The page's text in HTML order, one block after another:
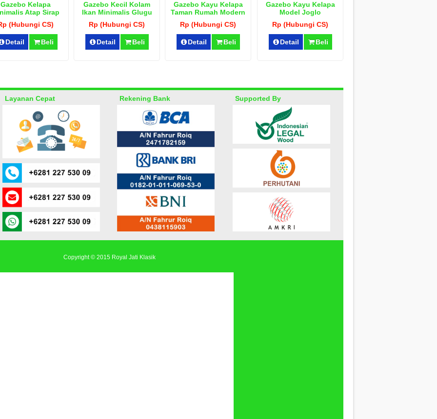
Gazebo Kelapa
Atap Sirap
(Hubungi CS)
Detail Beli
Gazebo Kecil Kolam
Ikan Minimalis Glugu
Rp (Hubungi CS)
Detail Beli
Gazebo Kayu Kelapa
Taman Rumah Modern
Rp (Hubungi CS)
Detail Beli
Gazebo Kayu Kelapa
Model Joglo
Rp (Hubungi CS)
Detail Beli
Layanan Cepat Rekening Bank Supported By
Copyright © 2015 Royal Jati Klasik